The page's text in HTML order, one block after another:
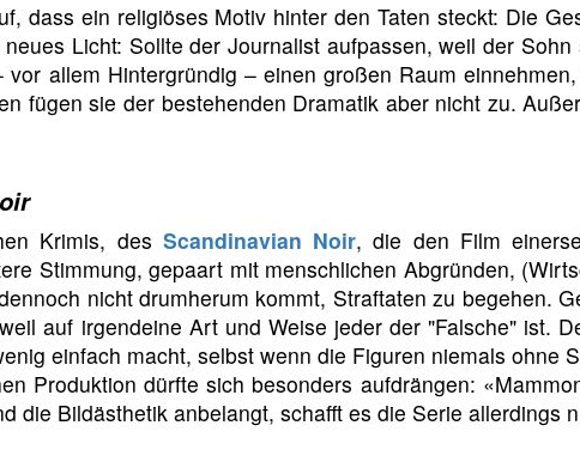
dass ein religiöses Motiv hinter den Taten steckt: Die
Licht: Sollte der Journalist aufpassen, weil der
allem Hintergründig – einen großen Raum
fügen sie der bestehenden Dramatik aber nicht zu.
Krimis, des Scandinavian Noir, die den Film
Stimmung, gepaart mit menschlichen Abgründen,
nicht drumherum kommt, Straftaten zu begehen.
auf irgendeine Art und Weise jeder der "Falsche" ist.
einfach macht, selbst wenn die Figuren niemals ohne
Produktion dürfte sich besonders aufdrängen:
die Bildästhetik anbelangt, schafft es die Serie allerdings